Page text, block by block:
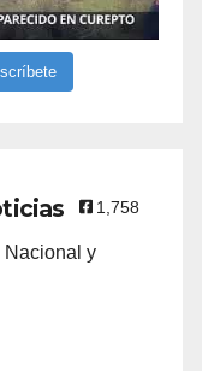
1,758
Nacional y